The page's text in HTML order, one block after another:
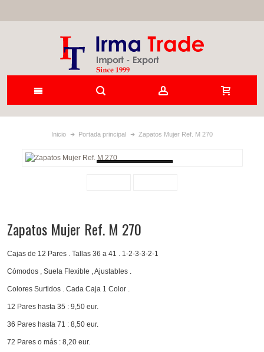
Inicio Portada principal Zapatos Mujer Ref. M 270
Zapatos Mujer Ref. M 270
Cajas de 12 Pares . Tallas 36 a 41 . 1-2-3-3-2-1
Cómodos , Suela Flexible , Ajustables .
Colores Surtidos . Cada Caja 1 Color .
12 Pares hasta 35 : 9,50 eur.
36 Pares hasta 71 : 8,50 eur.
72 Pares o más : 8,20 eur.